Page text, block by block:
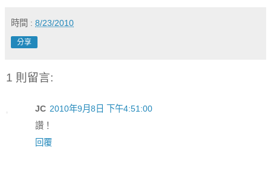
時間 : 8/23/2010
分享
1 則留言:
JC 2010年9月8日 下午4:51:00
讚！
回覆